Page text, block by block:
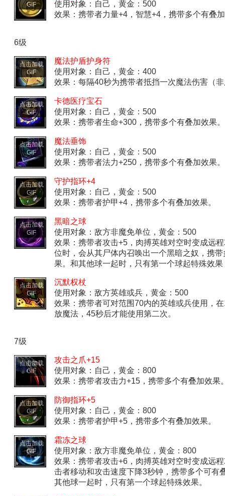
GIF
使用对象：自己，黄金：500
效果：携带者力量+4，智慧+4，携带多个有叠
6级
点击加载
GIF
魔法护盾护身符
使用对象：自己，黄金：400
效果：每隔40秒为携带者抵挡一次魔法伤害（
点击加载
GIF
卡德医疗宝石
使用对象：自己，黄金：500
效果：携带者生命+300，携带多个有叠加效果。
点击加载
GIF
魔法垂饰
使用对象：自己，黄金：500
效果：携带者法力+250，携带多个有叠加效果。
点击加载
GIF
守护指环+4
使用对象：自己，黄金：500
效果：携带者护甲+4，携带多个有叠加效果。
点击加载
GIF
黑暗之球
使用对象：敌方非魔免单位，黄金：500
效果：携带者攻击+5，肉搏英雄对空时变成远
位时，会从其尸体内召唤出一个黑暗之奴，携
果。和其他球一起时，只有第一个球起特殊效果
点击加载
GIF
沉默权杖
使用对象：敌方英雄或兵，黄金：500
效果：携带者可对范围70内的英雄或兵使用，
放魔法，45秒后才能使用第二次。
7级
点击加载
GIF
攻击之爪+15
使用对象：自己，黄金：800
效果：携带者攻击力+15，携带多个有叠加效果
点击加载
GIF
防御指环+5
使用对象：自己，黄金：800
效果：携带者护甲+5，携带多个有叠加效果。
点击加载
GIF
霜冻之球
使用对象：敌方非魔免单位，黄金：800
效果：携带者攻击+6，肉搏英雄对空时变成远
击者移动和攻击速度下降3秒钟，携带多个可有
其他球一起时，只有第一个球起特殊效果。